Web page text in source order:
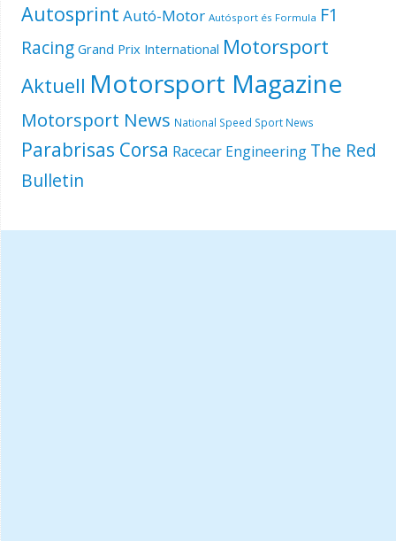
Autosprint Autó-Motor Autósport és Formula F1
Racing Grand Prix International Motorsport
Aktuell Motorsport Magazine
Motorsport News National Speed Sport News
Parabrisas Corsa Racecar Engineering The Red
Bulletin